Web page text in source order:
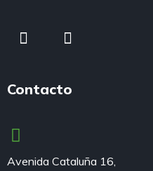
Contacto
Avenida Cataluña 16,